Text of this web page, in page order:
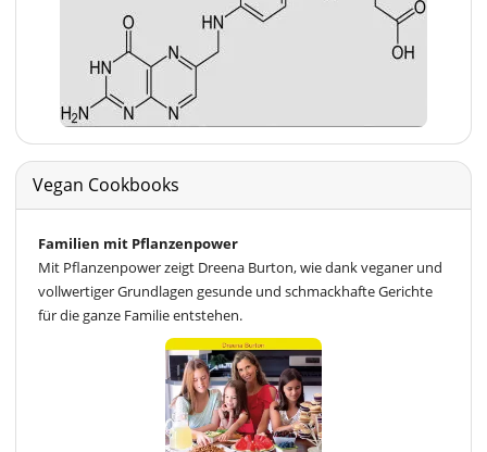
Vegan Cookbooks
Familien mit Pflanzenpower
Mit Pflanzenpower zeigt Dreena Burton, wie dank veganer und
vollwertiger Grundlagen gesunde und schmackhafte Gerichte
für die ganze Familie entstehen.